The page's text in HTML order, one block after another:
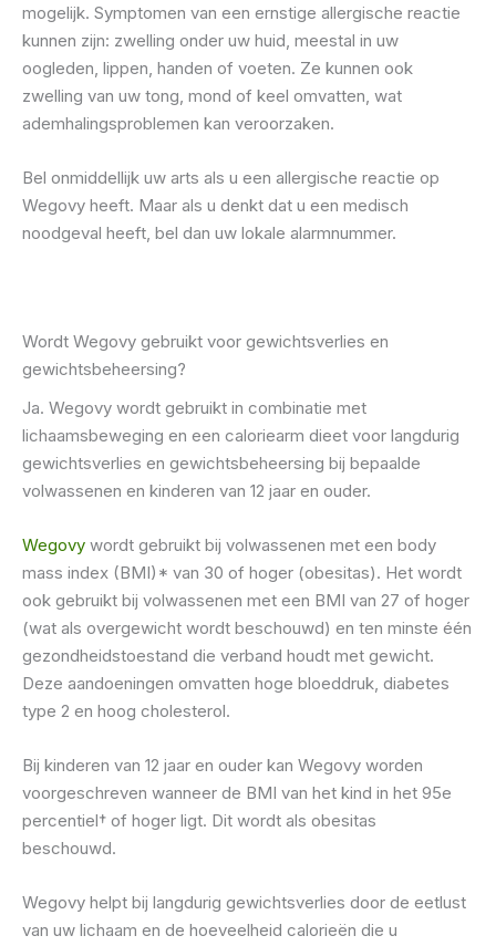
mogelijk. Symptomen van een ernstige allergische reactie
kunnen zijn: zwelling onder uw huid, meestal in uw
oogleden, lippen, handen of voeten. Ze kunnen ook
zwelling van uw tong, mond of keel omvatten, wat
ademhalingsproblemen kan veroorzaken.
Bel onmiddellijk uw arts als u een allergische reactie op
Wegovy heeft. Maar als u denkt dat u een medisch
noodgeval heeft, bel dan uw lokale alarmnummer.
Wordt Wegovy gebruikt voor gewichtsverlies en
gewichtsbeheersing?
Ja. Wegovy wordt gebruikt in combinatie met
lichaamsbeweging en een caloriearm dieet voor langdurig
gewichtsverlies en gewichtsbeheersing bij bepaalde
volwassenen en kinderen van 12 jaar en ouder.
Wegovy wordt gebruikt bij volwassenen met een body
mass index (BMI)* van 30 of hoger (obesitas). Het wordt
ook gebruikt bij volwassenen met een BMI van 27 of hoger
(wat als overgewicht wordt beschouwd) en ten minste één
gezondheidstoestand die verband houdt met gewicht.
Deze aandoeningen omvatten hoge bloeddruk, diabetes
type 2 en hoog cholesterol.
Bij kinderen van 12 jaar en ouder kan Wegovy worden
voorgeschreven wanneer de BMI van het kind in het 95e
percentiel† of hoger ligt. Dit wordt als obesitas
beschouwd.
Wegovy helpt bij langdurig gewichtsverlies door de eetlust
van uw lichaam en de hoeveelheid calorieën die u